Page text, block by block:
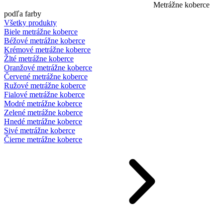
Metrážne koberce
podľa farby
Všetky produkty
Biele metrážne koberce
Béžové metrážne koberce
Krémové metrážne koberce
Žlté metrážne koberce
Oranžové metrážne koberce
Červené metrážne koberce
Ružové metrážne koberce
Fialové metrážne koberce
Modré metrážne koberce
Zelené metrážne koberce
Hnedé metrážne koberce
Sivé metrážne koberce
Čierne metrážne koberce